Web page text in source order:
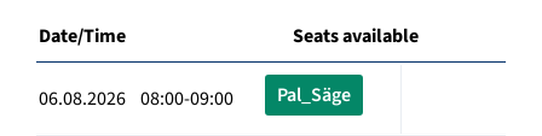
Date/Time Seats available
06.08.2026 08:00-09:00 Pal_Säge